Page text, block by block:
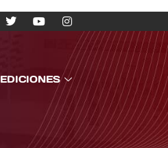
EDICIONES